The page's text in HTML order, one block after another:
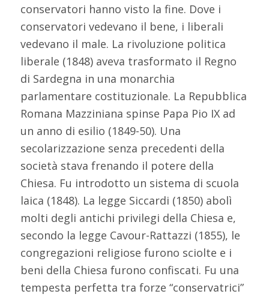
conservatori hanno visto la fine. Dove i
conservatori vedevano il bene, i liberali
vedevano il male. La rivoluzione politica
liberale (1848) aveva trasformato il Regno
di Sardegna in una monarchia
parlamentare costituzionale. La Repubblica
Romana Mazziniana spinse Papa Pio IX ad
un anno di esilio (1849-50). Una
secolarizzazione senza precedenti della
società stava frenando il potere della
Chiesa. Fu introdotto un sistema di scuola
laica (1848). La legge Siccardi (1850) abolì
molti degli antichi privilegi della Chiesa e,
secondo la legge Cavour-Rattazzi (1855), le
congregazioni religiose furono sciolte e i
beni della Chiesa furono confiscati. Fu una
tempesta perfetta tra forze “conservatrici”